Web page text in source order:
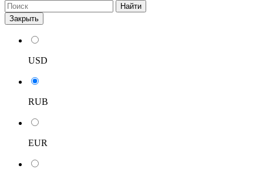
Найти
Закрыть
USD
RUB
EUR